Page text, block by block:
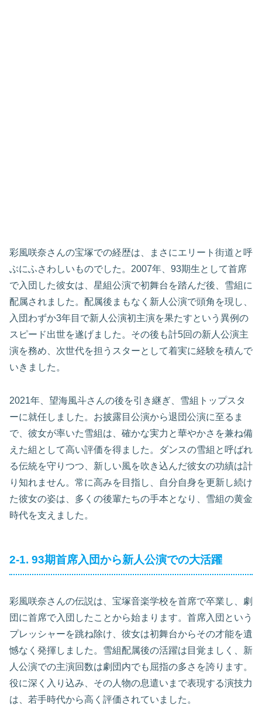
彩風咲奈さんの宝塚での経歴は、まさにエリート街道と呼
ぶにふさわしいものでした。2007年、93期生として首席
で入団した彼女は、星組公演で初舞台を踏んだ後、雪組に
配属されました。配属後まもなく新人公演で頭角を現し、
入団わずか3年目で新人公演初主演を果たすという異例の
スピード出世を遂げました。その後も計5回の新人公演主
演を務め、次世代を担うスターとして着実に経験を積んで
いきました。
2021年、望海風斗さんの後を引き継ぎ、雪組トップスタ
ーに就任しました。お披露目公演から退団公演に至るま
で、彼女が率いた雪組は、確かな実力と華やかさを兼ね備
えた組として高い評価を得ました。ダンスの雪組と呼ばれ
る伝統を守りつつ、新しい風を吹き込んだ彼女の功績は計
り知れません。常に高みを目指し、自分自身を更新し続け
た彼女の姿は、多くの後輩たちの手本となり、雪組の黄金
時代を支えました。
2-1. 93期首席入団から新人公演での大活躍
彩風咲奈さんの伝説は、宝塚音楽学校を首席で卒業し、劇
団に首席で入団したことから始まります。首席入団という
プレッシャーを跳ね除け、彼女は初舞台からその才能を遺
憾なく発揮しました。雪組配属後の活躍は目覚ましく、新
人公演での主演回数は劇団内でも屈指の多さを誇ります。
役に深く入り込み、その人物の息遣いまで表現する演技力
は、若手時代から高く評価されていました。